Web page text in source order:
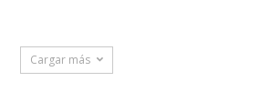
Cargar más